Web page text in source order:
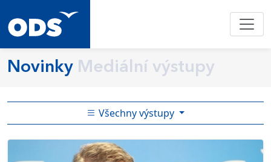
Novinky Mediální výstupy
Všechny výstupy